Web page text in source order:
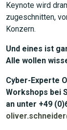
Keynote wird
zugeschnitten,
Konzern.
Und eines ist
Alle wollen
Cyber-Experte
Workshops bei
an unter +49